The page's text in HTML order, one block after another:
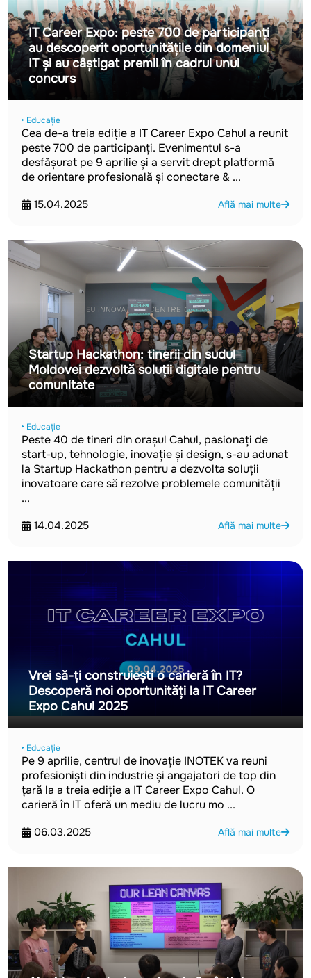
IT Career Expo: peste 700 de participanți
au descoperit oportunitățile din domeniul
IT și au câștigat premii în cadrul unui
concurs
‣ Educație
Cea de-a treia ediție a IT Career Expo Cahul a reunit
peste 700 de participanți. Evenimentul s-a
desfășurat pe 9 aprilie și a servit drept platformă
de orientare profesională și conectare & ...
15.04.2025 Află mai multe
Startup Hackathon: tinerii din sudul
Moldovei dezvoltă soluții digitale pentru
comunitate
‣ Educație
Peste 40 de tineri din orașul Cahul, pasionați de
start-up, tehnologie, inovație și design, s-au adunat
la Startup Hackathon pentru a dezvolta soluții
inovatoare care să rezolve problemele comunității
...
14.04.2025 Află mai multe
Vrei să-ți construiești o carieră în IT?
Descoperă noi oportunități la IT Career
Expo Cahul 2025
‣ Educație
Pe 9 aprilie, centrul de inovație INOTEK va reuni
profesioniști din industrie și angajatori de top din
țară la a treia ediție a IT Career Expo Cahul. O
carieră în IT oferă un mediu de lucru mo ...
06.03.2025 Află mai multe